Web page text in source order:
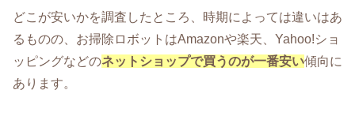
どこが安いかを調査したところ、時期によっては違いはあ
るものの、お掃除ロボットはAmazonや楽天、Yahoo!ショ
ッピングなどのネットショップで買うのが一番安い傾向に
あります。